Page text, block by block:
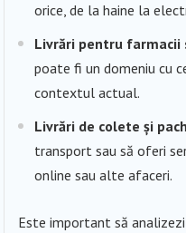
orice, de la haine la
Livrări pentru farmacii
poate fi un domeniu cu
contextul actual.
Livrări de colete și
transport sau să oferi
online sau alte afaceri.
Este important să